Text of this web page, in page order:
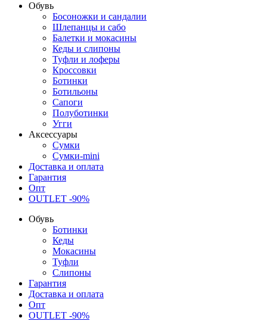
Обувь
Босоножки и сандалии
Шлепанцы и сабо
Балетки и мокасины
Кеды и слипоны
Туфли и лоферы
Кроссовки
Ботинки
Ботильоны
Сапоги
Полуботинки
Угги
Аксессуары
Сумки
Сумки-mini
Доставка и оплата
Гарантия
Опт
OUTLET -90%
Обувь
Ботинки
Кеды
Мокасины
Туфли
Слипоны
Гарантия
Доставка и оплата
Опт
OUTLET -90%